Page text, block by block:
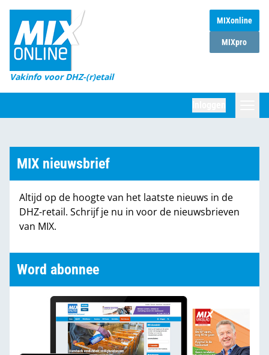
MIXonline
MIXpro
Vakinfo voor DHZ-(r)etail
Home
Magazines
DHZ Sessie
Marktcijfers
Partners
MIX nieuwsbrief
Altijd op de hoogte van het laatste nieuws in de
DHZ-retail. Schrijf je nu in voor de nieuwsbrieven
van MIX.
Word abonnee